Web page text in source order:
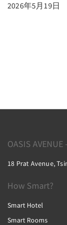
2026年5月19日
OASIS AVENUE
18 Prat Avenue,
How Smart?
Smart Hotel
Smart Rooms